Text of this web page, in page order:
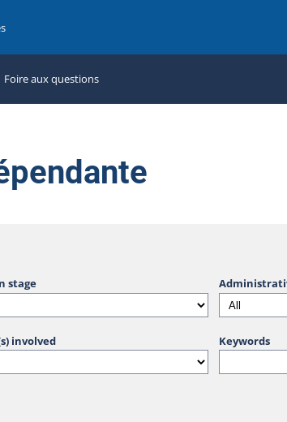
Foire aux questions
stage
involved Keywords